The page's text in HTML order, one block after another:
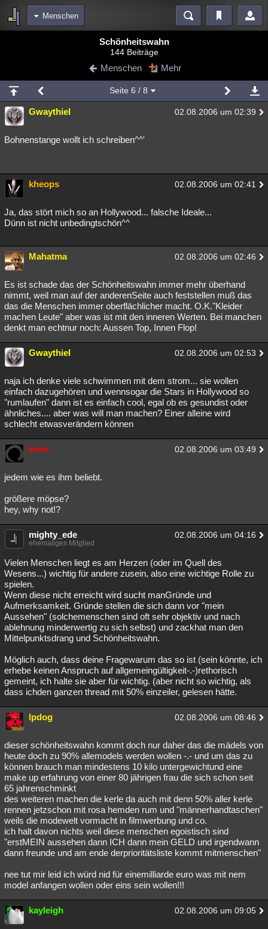
Menschen
Blogs Videos
Chat Wiki Neuigkeiten
meine Rubriken
Menschen Wissenschaft Mystery Kriminalfälle
Spiritualität Verschwörungen Technologie
weitere Rubriken
Philosophie
Astronomie Helpdesk Gruppen
Musik Clash Verbesserungen Allmystery English
Übersichten
Besucht Teilgenommen Alle Neue Geschlossen
Lesenswert Schlüsselwörter
Schönheitswahn
144 Beiträge
Menschen Mehr
Seite 6 / 8
Gwaythiel 02.08.2006 um 02:39
Bohnenstange wollt ich schreiben^^'
kheops 02.08.2006 um 02:41
Ja, das stört mich so an Hollywood... falsche Ideale...
Dünn ist nicht unbedingtschön^^
Mahatma 02.08.2006 um 02:46
Es ist schade das der Schönheitswahn immer mehr überhand
nimmt, weil man auf der anderenSeite auch feststellen muß das
das die Menschen immer oberflächlicher macht. O.K."Kleider
machen Leute" aber was ist mit den inneren Werten. Bei manchen
denkt man echtnur noch: Aussen Top, Innen Flop!
Gwaythiel 02.08.2006 um 02:53
naja ich denke viele schwimmen mit dem strom... sie wollen
einfach dazugehören und wennsogar die Stars in Hollywood so
"rumlaufen" dann ist es einfach cool, egal ob es gesundist oder
ähnliches.... aber was will man machen? Einer alleine wird
schlecht etwasverändern können
kreis 02.08.2006 um 03:49
jedem wie es ihm beliebt.
größere möpse?
hey, why not!?
mighty_ede 02.08.2006 um 04:16
ehemaliges Mitglied
Vielen Menschen liegt es am Herzen (oder im Quell des
Wesens...) wichtig für andere zusein, also eine wichtige Rolle zu
spielen.
Wenn diese nicht erreicht wird sucht manGründe und
Aufmerksamkeit. Gründe stellen die sich dann vor "mein
Aussehen" (solchemenschen sind oft sehr objektiv und nach
ablehnung minderwertig zu sich selbst) und zackhat man den
Mittelpunktsdrang und Schönheitswahn.
Möglich auch, dass deine Fragewarum das so ist (sein könnte, ich
erhebe keinen Anspruch auf allgemeingültigkeit-.-)rethorisch
gemeint, ich halte sie aber für wichtig. (aber nicht so wichtig, als
dass ichden ganzen thread mit 50% einzeiler, gelesen hätte.
lpdog 02.08.2006 um 08:46
dieser schönheitswahn kommt doch nur daher das die mädels von
heute doch zu 90% allemodels werden wollen -.- und um das zu
können brauch man mindestens 10 kilo untergewichtund eine
make up erfahrung von einer 80 jährigen frau die sich schon seit
65 jahrenschminkt
des weiteren machen die kerle da auch mit denn 50% aller kerle
rennen jetzschon mit rosa hemden rum und "männerhandtaschen"
weils die modewelt vormacht in filmwerbung und co.
ich halt davon nichts weil diese menschen egoistisch sind
"erstMEIN aussehen dann ICH dann mein GELD und irgendwann
dann freunde und am ende derprioritätsliste kommt mitmenschen"
nee tut mir leid ich würd nid für einemilliarde euro was mit nem
model anfangen wollen oder eins sein wollen!!!
kayleigh 02.08.2006 um 09:05